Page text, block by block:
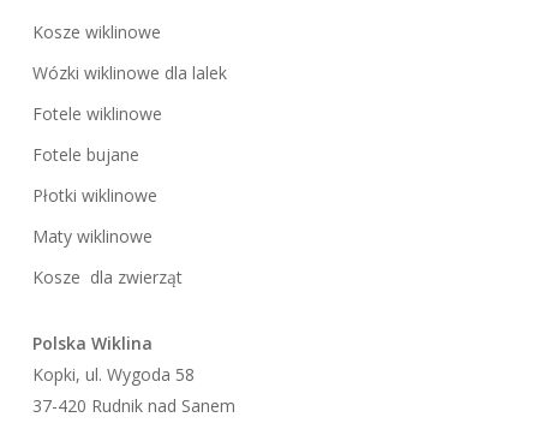
Kosze wiklinowe
Wózki wiklinowe dla lalek
Fotele wiklinowe
Fotele bujane
Płotki wiklinowe
Maty wiklinowe
Kosze dla zwierząt
Polska Wiklina
Kopki, ul. Wygoda 58
37-420 Rudnik nad Sanem